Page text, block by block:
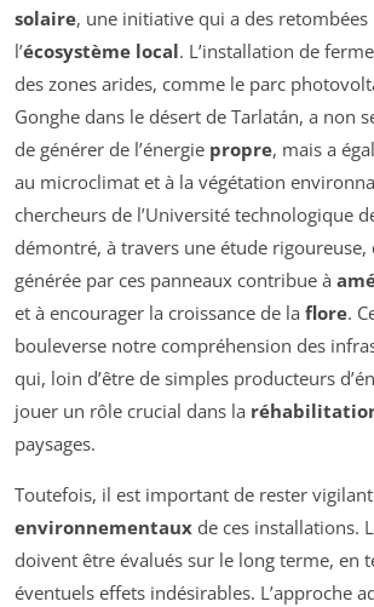
solaire, une initiative qui a des
l’écosystème local. L’installation de
des zones arides, comme le parc
Gonghe dans le désert de Tarlatán, a non
de générer de l’énergie propre, mais a
au microclimat et à la végétation
chercheurs de l’Université technologique
démontré, à travers une étude rigoureuse,
générée par ces panneaux contribue à
et à encourager la croissance de la flore.
bouleverse notre compréhension des
qui, loin d’être de simples producteurs
jouer un rôle crucial dans la
paysages.
Toutefois, il est important de rester
environnementaux de ces installations.
doivent être évalués sur le long terme, en
éventuels effets indésirables. L’approche